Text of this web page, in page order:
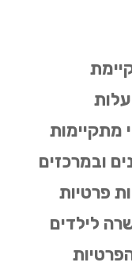
מתקיימות
ובמרכזים
פרטיות
לילדים